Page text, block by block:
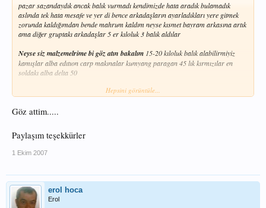
pazar sazandaydık ancak balık vurmadı kendimizde hata aradık bulamadık
aslında tek hata mesafe ve yer di bence arkadaşların ayarladıkları yere gitmek
zorunda kaldığımdan bende mahrum kaldım neyse kısmet bayram arkasına artık
ama diğer gruptakı arkadaşlar 5 er kıloluk 3 balık aldılar
Neyse siz malzemelrime bi göz atın bakalım 15-20 kıloluk balık alabilirmiyiz
kamışlar alba edıtıon carp makınalar kumyang paragan 45 lık kırmızılar en
soldakı alba delta 50
Hepsini görüntüle...
Göz attim.....
Paylaşım teşekkürler
1 Ekim 2007
erol hoca
Erol